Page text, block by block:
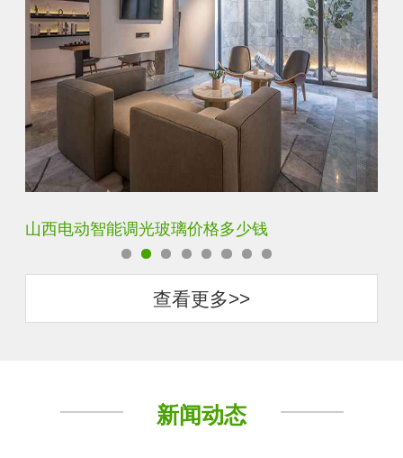
智能调光玻璃用多厚的玻璃好
查看更多>>
新闻动态